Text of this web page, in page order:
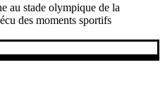
au stade olympique de la
des moments sportifs